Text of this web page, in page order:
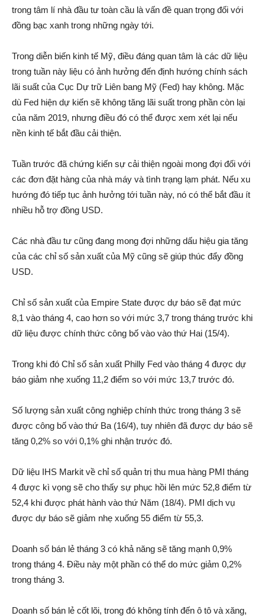
trong tâm lí nhà đầu tư toàn cầu là vấn đề quan trọng đối với
đồng bạc xanh trong những ngày tới.
Trong diễn biến kinh tế Mỹ, điều đáng quan tâm là các dữ liệu
trong tuần này liệu có ảnh hưởng đến định hướng chính sách
lãi suất của Cục Dự trữ Liên bang Mỹ (Fed) hay không. Mặc
dù Fed hiện dự kiến sẽ không tăng lãi suất trong phần còn lại
của năm 2019, nhưng điều đó có thể được xem xét lại nếu
nền kinh tế bắt đầu cải thiện.
Tuần trước đã chứng kiến sự cải thiện ngoài mong đợi đối với
các đơn đặt hàng của nhà máy và tình trạng lạm phát. Nếu xu
hướng đó tiếp tục ảnh hưởng tới tuần này, nó có thể bắt đầu ít
nhiều hỗ trợ đồng USD.
Các nhà đầu tư cũng đang mong đợi những dấu hiệu gia tăng
của các chỉ số sản xuất của Mỹ cũng sẽ giúp thúc đẩy đồng
USD.
Chỉ số sản xuất của Empire State được dự báo sẽ đạt mức
8,1 vào tháng 4, cao hơn so với mức 3,7 trong tháng trước khi
dữ liệu được chính thức công bố vào vào thứ Hai (15/4).
Trong khi đó Chỉ số sản xuất Philly Fed vào tháng 4 được dự
báo giảm nhẹ xuống 11,2 điểm so với mức 13,7 trước đó.
Số lượng sản xuất công nghiệp chính thức trong tháng 3 sẽ
được công bố vào thứ Ba (16/4), tuy nhiên đã được dự báo sẽ
tăng 0,2% so với 0,1% ghi nhận trước đó.
Dữ liệu IHS Markit về chỉ số quản trị thu mua hàng PMI tháng
4 được kì vọng sẽ cho thấy sự phục hồi lên mức 52,8 điểm từ
52,4 khi được phát hành vào thứ Năm (18/4). PMI dịch vụ
được dự báo sẽ giảm nhẹ xuống 55 điểm từ 55,3.
Doanh số bán lẻ tháng 3 có khả năng sẽ tăng mạnh 0,9%
trong tháng 4. Điều này một phần có thể do mức giảm 0,2%
trong tháng 3.
Doanh số bán lẻ cốt lõi, trong đó không tính đến ô tô và xăng,